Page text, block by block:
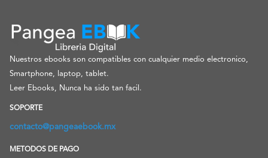
Nuestros ebooks son compatibles con cualquier medio electronico,
Smartphone, laptop, tablet.
Leer Ebooks, Nunca ha sido tan facil.
SOPORTE
contacto@pangeaebook.mx
METODOS DE PAGO